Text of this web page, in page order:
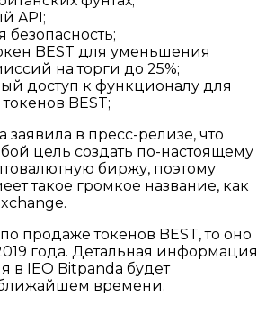
API;
BEST для уменьшения
на торги до 25%;
доступ к функционалу для
BEST;
в пресс-релизе, что
цель создать по-настоящему
биржу, поэтому
такое громкое название, как
продаже токенов BEST, то оно
года. Детальная информация
в IEO Bitpanda будет
времени.